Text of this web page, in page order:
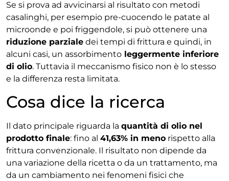
Se si prova ad avvicinarsi al risultato con metodi
casalinghi, per esempio pre-cuocendo le patate al
microonde e poi friggendole, si può ottenere una
riduzione parziale dei tempi di frittura e quindi, in
alcuni casi, un assorbimento leggermente inferiore
di olio. Tuttavia il meccanismo fisico non è lo stesso
e la differenza resta limitata.
Cosa dice la ricerca
Il dato principale riguarda la quantità di olio nel
prodotto finale: fino al 41,63% in meno rispetto alla
frittura convenzionale. Il risultato non dipende da
una variazione della ricetta o da un trattamento, ma
da un cambiamento nei fenomeni fisici che